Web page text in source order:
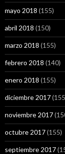
mayo 2018 (155)
abril 2018 (150)
marzo 2018 (155)
febrero 2018 (140)
enero 2018 (155)
diciembre 2017
noviembre 2017
octubre 2017(155)
septiembre 2017